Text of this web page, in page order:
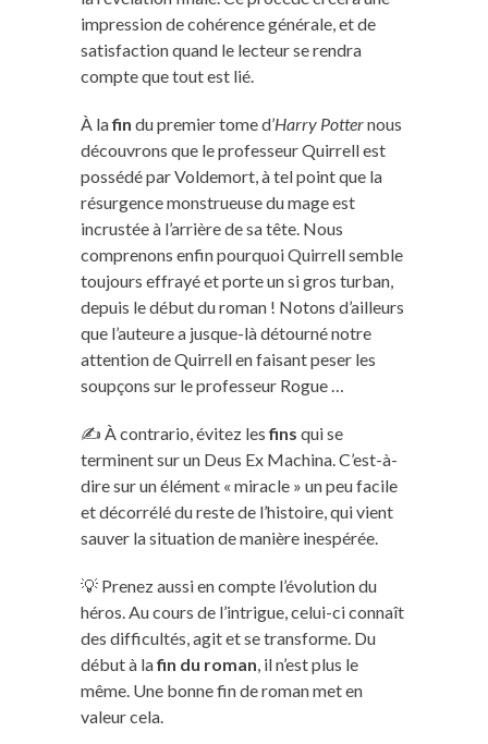
impression de cohérence générale, et de
satisfaction quand le lecteur se rendra
compte que tout est lié.
À lafin du premier tome d’Harry Potternous
découvrons que le professeur Quirrell est
possédé par Voldemort, à tel point que la
résurgence monstrueuse du mage est
incrustée à l’arrière de sa tête. Nous
comprenons enfin pourquoi Quirrell semble
toujours effrayé et porte un si gros turban,
depuis le début du roman ! Notons d’ailleurs
que l’auteure a jusque-là détourné notre
attention de Quirrell en faisant peser les
soupçons sur le professeur Rogue …
✍️ À contrario, évitez lesfins qui se
terminent sur un Deus Ex Machina. C’est-à-
dire sur un élément « miracle » un peu facile
et décorrélé du reste de l’histoire, qui vient
sauver la situation de manière inespérée.
💡 Prenez aussi en compte l’évolution du
héros. Au cours de l’intrigue, celui-ci connaît
des difficultés, agit et se transforme. Du
début à lafin du roman , il n’est plus le
même. Une bonne fin de roman met en
valeur cela.